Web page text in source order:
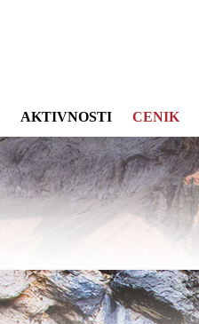
AKTIVNOSTI CENIK